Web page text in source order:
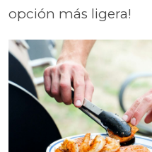
opción más ligera!